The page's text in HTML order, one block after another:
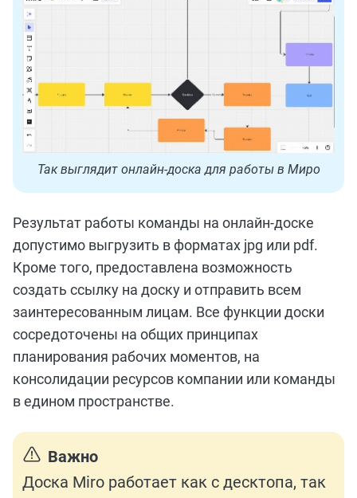
Так выглядит онлайн-доска для работы в Миро
Результат работы команды на онлайн-доске
допустимо выгрузить в форматах jpg или pdf.
Кроме того, предоставлена возможность
создать ссылку на доску и отправить всем
заинтересованным лицам. Все функции доски
сосредоточены на общих принципах
планирования рабочих моментов, на
консолидации ресурсов компании или команды
в едином пространстве.
Важно
Доска Мiro работает как с десктопа, так